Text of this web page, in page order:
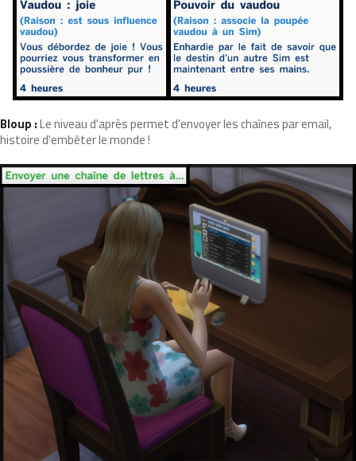
Bloup :Le niveau d'après permet d'envoyer les chaînes par email,
histoire d'embêter le monde !